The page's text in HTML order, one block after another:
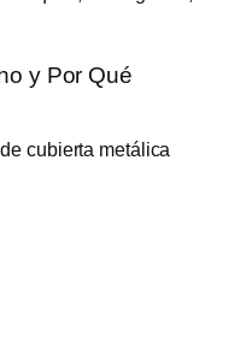
y Por Qué
cubierta metálica